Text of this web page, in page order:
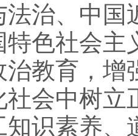
治、中国
特色社会
治教育，
会中树立
识素养、